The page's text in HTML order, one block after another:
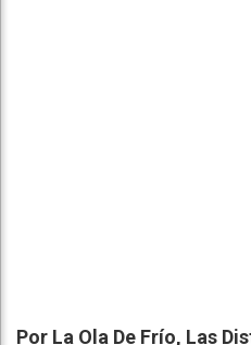
Por La Ola De Frío, Las